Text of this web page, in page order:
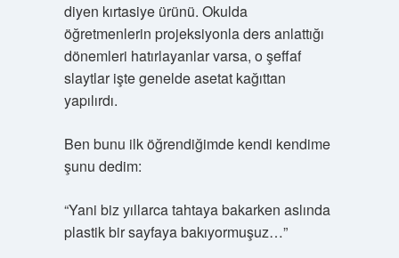
diyen kırtasiye ürünü. Okulda
öğretmenlerin projeksiyonla ders anlattığı
dönemleri hatırlayanlar varsa, o şeffaf
slaytlar işte genelde asetat kağıttan
yapılırdı.
Ben bunu ilk öğrendiğimde kendi kendime
şunu dedim:
“Yani biz yıllarca tahtaya bakarken aslında
plastik bir sayfaya bakıyormuşuz…”